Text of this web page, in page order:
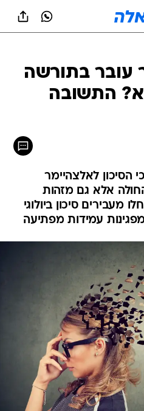
עובר בתורשה
התשובה
הסיכון לאלצהיימר
אלא גם מזהות
סיכון ביולוגי
עמידות מפתיעה